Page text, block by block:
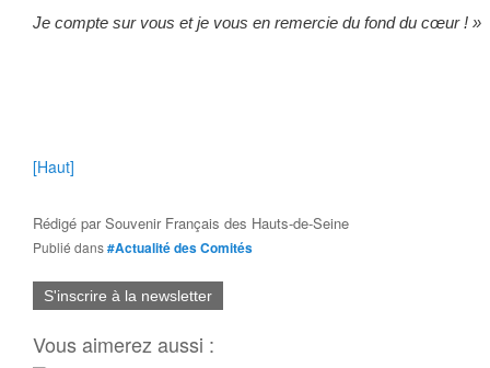
Je compte sur vous et je vous en remercie du fond du cœur ! »
[Haut]
Rédigé parSouvenir Français des Hauts-de-Seine
Publié dans#Actualité des Comités
S'inscrire à la newsletter
Vous aimerez aussi :